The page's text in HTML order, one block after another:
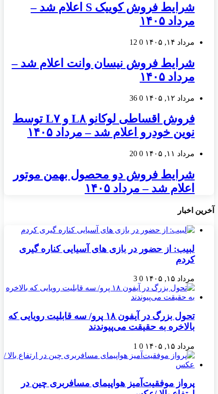
شرایط فروش کوییک S اعلام شد –
مرداد ۱۴۰۵
مرداد ۱۴, ۱۴۰۵ 0
12
شرایط فروش نیسان وانت اعلام شد –
مرداد ۱۴۰۵
مرداد ۱۲, ۱۴۰۵ 0
36
فروش اقساطی لوکانو L۸ و L۷ توسط
نوین خودرو اعلام شد – مرداد ۱۴۰۵
مرداد ۱۱, ۱۴۰۵ 0
20
شرایط فروش دو محصول بهمن موتور
اعلام شد – مرداد ۱۴۰۵
آخرین اخبار
لبیب: از حضور در بازی های آسیایی کناره گیری
کردم
مرداد ۱۵, ۱۴۰۵ 0
3
تحول بزرگ در آیفون ۱۸ پرو/ سه قابلیت رویایی که
بالاخره به حقیقت می‌پیوندند
مرداد ۱۵, ۱۴۰۵ 0
1
پرواز موفقیت‌آمیز هواپیمای مسافربری چین در